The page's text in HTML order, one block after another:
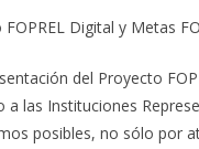
Digital y Metas
del Proyecto
a las Instituciones
posibles, no sólo por